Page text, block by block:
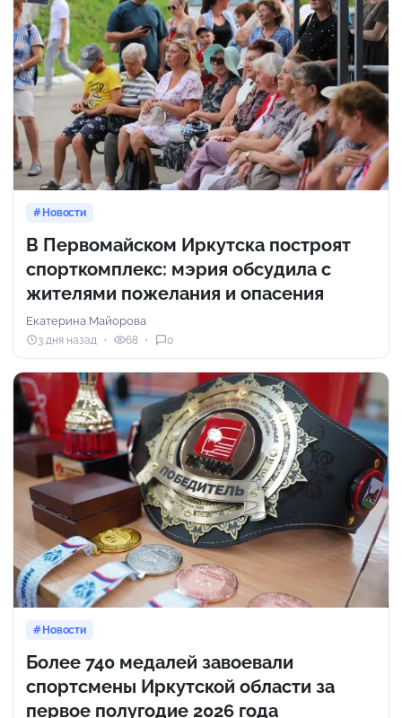
Новости
В Первомайском Иркутска построят
спорткомплекс: мэрия обсудила с
жителями пожелания и опасения
Екатерина Майорова
3 дня назад 68 0
Новости
Более 740 медалей завоевали
спортсмены Иркутской области за
первое полугодие 2026 года